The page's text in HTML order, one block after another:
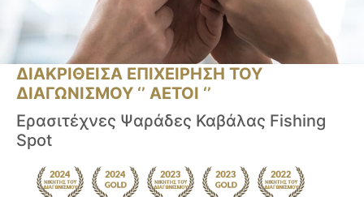
ΔΙΑΚΡΙΘΕΙΣΑ ΕΠΙΧΕΙΡΗΣΗ ΤΟΥ
ΔΙΑΓΩΝΙΣΜΟΥ ‘’ ΑΕΤΟΙ ‘’
Ερασιτέχνες Ψαράδες Καβάλας Fishing
Spot